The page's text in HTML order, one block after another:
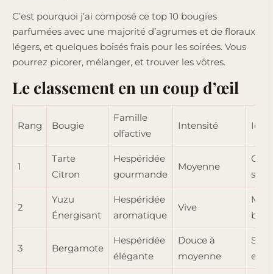
C’est pourquoi j’ai composé ce top 10 bougies
parfumées avec une majorité d’agrumes et de floraux
légers, et quelques boisés frais pour les soirées. Vous
pourrez picorer, mélanger, et trouver les vôtres.
Le classement en un coup d’œil
Rang Bougie
Famille
olfactive
Intensité
1
Tarte
Citron
Hespéridée
gourmande
Moyenne
2
Yuzu
Énergisant
Hespéridée
aromatique
Vive
3 Bergamote
Hespéridée
élégante
Douce à
moyenne